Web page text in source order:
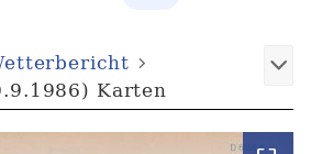
Karten